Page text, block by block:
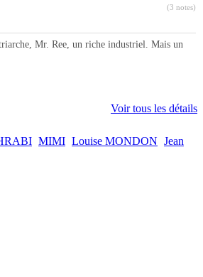
(3 notes)
Mr. Ree, un riche industriel. Mais un
Voir tous les détails
MIMI Louise MONDON Jean